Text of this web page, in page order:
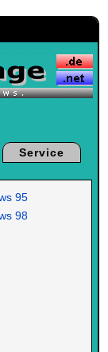
Service
95
98